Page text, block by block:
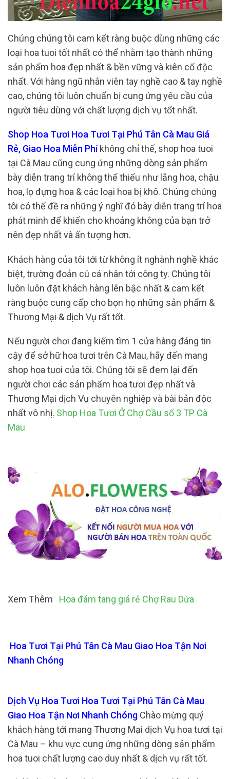
Chúng chúng tôi cam kết ràng buộc dùng những các
loại hoa tuoi tốt nhất có thể nhằm tạo thành những
sản phẩm hoa đẹp nhất & bền vững và kiên cố độc
nhất. Với hàng ngũ nhân viên tay nghề cao & tay nghề
cao, chúng tôi luôn chuẩn bị cung ứng yêu cầu của
người tiêu dùng với chất lượng dịch vụ tốt nhất.
Shop Hoa Tươi Hoa Tươi Tại Phú Tân Cà Mau Giá
Rẻ, Giao Hoa Miễn Phíkhông chỉ thế, shop hoa tuoi
tại Cà Mau cũng cung ứng những dòng sản phẩm
bày diễn trang trí không thể thiếu như lẵng hoa, chậu
hoa, lọ đựng hoa & các loại hoa bị khô. Chúng chúng
tôi có thể đề ra những ý nghĩ đó bày diễn trang trí hoa
phát minh để khiến cho khoảng không của bạn trở
nên đẹp nhất và ấn tượng hơn.
Khách hàng của tôi tới từ không ít nghành nghề khác
biệt, trường đoản cú cá nhân tới công ty. Chúng tôi
luôn luôn đặt khách hàng lên bậc nhất & cam kết
ràng buộc cung cấp cho bọn họ những sản phẩm &
Thương Mại & dịch Vụ rất tốt.
Nếu người chơi đang kiếm tìm 1 cửa hàng đáng tin
cậy để sở hữ hoa tươi trên Cà Mau, hãy đến mang
shop hoa tuoi của tôi. Chúng tôi sẽ đem lại đến
người chơi các sản phẩm hoa tươi đẹp nhất và
Thương Mại dịch Vụ chuyên nghiệp và bài bản độc
nhất vô nhị. Shop Hoa Tươi Ở Chợ Cầu số 3 TP Cà
Mau
Xem Thêm Hoa đám tang giá rẻ Chợ Rau Dừa
Hoa Tươi Tại Phú Tân Cà Mau Giao Hoa Tận Nơi
Nhanh Chóng
Dịch Vụ Hoa Tươi Hoa Tươi Tại Phú Tân Cà Mau
Giao Hoa Tận Nơi Nhanh Chóng Chào mừng quý
khách hàng tới mang Thương Mại dịch Vụ hoa tươi tại
Cà Mau – khu vực cung ứng những dòng sản phẩm
hoa tuoi chất lượng cao duy nhất & dịch vụ rất tốt.